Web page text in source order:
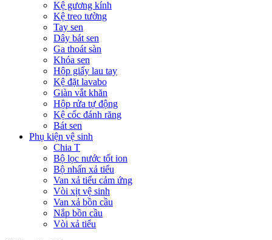
Kệ gương kính
Kệ treo tường
Tay sen
Dây bát sen
Ga thoát sàn
Khóa sen
Hộp giấy lau tay
Kệ đặt lavabo
Giàn vắt khăn
Hộp rửa tự động
Kệ cốc đánh răng
Bát sen
Phụ kiện vệ sinh
Chia T
Bộ lọc nước tốt ion
Bộ nhấn xả tiểu
Van xả tiểu cảm ứng
Vòi xịt vệ sinh
Van xả bồn cầu
Nắp bồn cầu
Vòi xả tiểu